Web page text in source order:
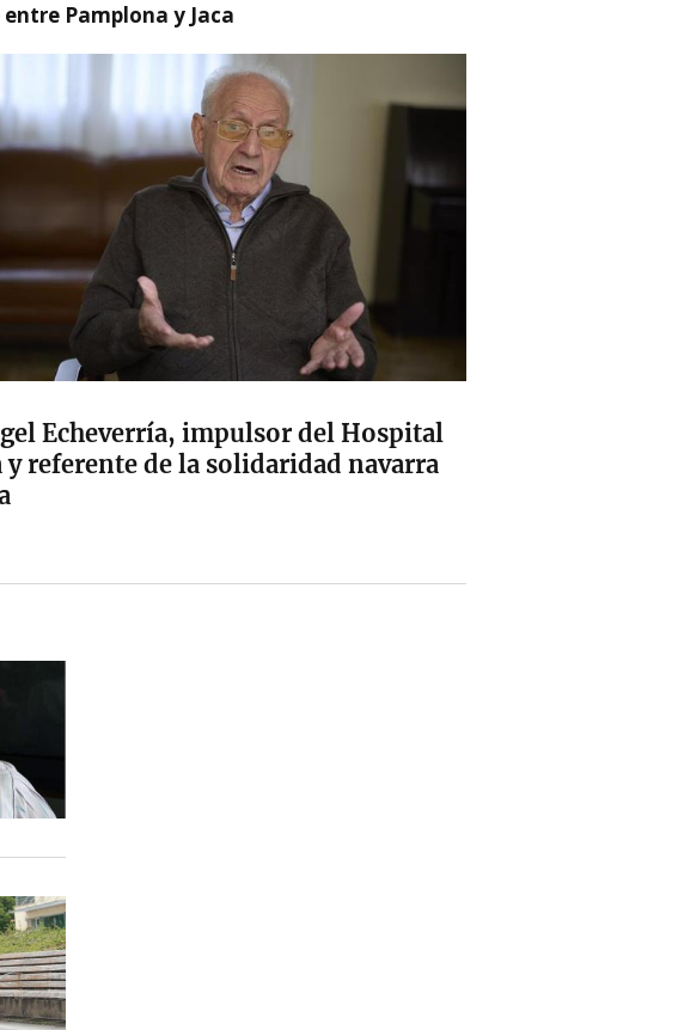
Pamplona y Jaca
Echeverría, impulsor del Hospital
y referente de la solidaridad navarra